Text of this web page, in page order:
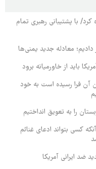
کرد/ با پشتیبانی رهبری تمام
معادله جدید یمنی‌ها
باید از خاورمیانه برود
آن فرا رسیده است به خود
را به تعویق انداختیم
کسی بتواند ادعای غنائم
ضد ایرانی آمریکا